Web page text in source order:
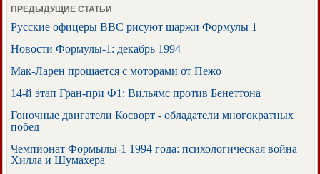
ПРЕДЫДУЩИЕ СТАТЬИ
Русские офицеры ВВС рисуют шаржи Формулы 1
Новости Формулы-1: декабрь 1994
Мак-Ларен прощается с моторами от Пежо
14-й этап Гран-при Ф1: Вильямс против Бенеттона
Гоночные двигатели Косворт - обладатели многократных
побед
Чемпионат Формылы-1 1994 года: психологическая война
Хилла и Шумахера